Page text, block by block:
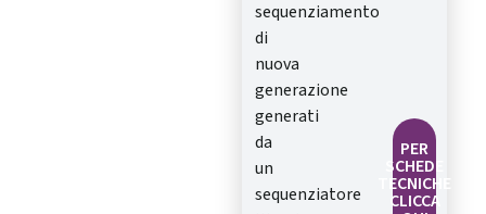
sequenziamento
di
nuova
generazione
generati
da
un
sequenziatore
PER
SCHEDE
TECNICHE
CLICCA